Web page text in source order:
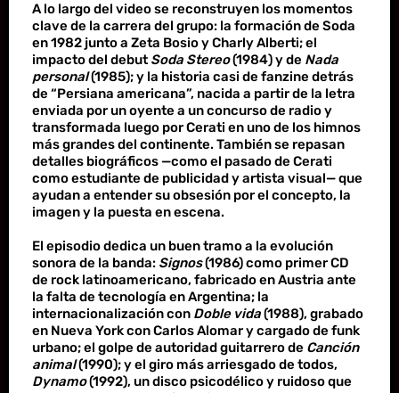
A lo largo del video se reconstruyen los momentos
clave de la carrera del grupo: la formación de Soda
en 1982 junto a Zeta Bosio y Charly Alberti; el
impacto del debut Soda Stereo(1984) y de Nada
personal(1985); y la historia casi de fanzine detrás
de “Persiana americana”, nacida a partir de la letra
enviada por un oyente a un concurso de radio y
transformada luego por Cerati en uno de los himnos
más grandes del continente. También se repasan
detalles biográficos —como el pasado de Cerati
como estudiante de publicidad y artista visual— que
ayudan a entender su obsesión por el concepto, la
imagen y la puesta en escena.
El episodio dedica un buen tramo a la evolución
sonora de la banda: Signos(1986) como primer CD
de rock latinoamericano, fabricado en Austria ante
la falta de tecnología en Argentina; la
internacionalización con Doble vida(1988), grabado
en Nueva York con Carlos Alomar y cargado de funk
urbano; el golpe de autoridad guitarrero de Canción
animal(1990); y el giro más arriesgado de todos,
Dynamo(1992), un disco psicodélico y ruidoso que